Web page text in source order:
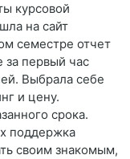
курсовой
на сайт
семестре отчет
за первый час
Выбрала себе
и цену.
срока.
поддержка
своим знакомым,